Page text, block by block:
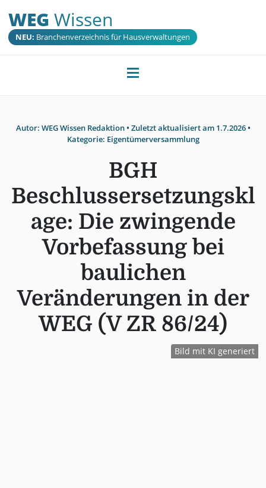
WEG Wissen
NEU: Branchenverzeichnis für Hausverwaltungen
Autor: WEG Wissen Redaktion• Zuletzt aktualisiert am 1.7.2026•
Kategorie: Eigentümerversammlung
BGH
Beschlussersetzungskl
age: Die zwingende
Vorbefassung bei
baulichen
Veränderungen in der
WEG (V ZR 86/24)
Bild mit KI generiert